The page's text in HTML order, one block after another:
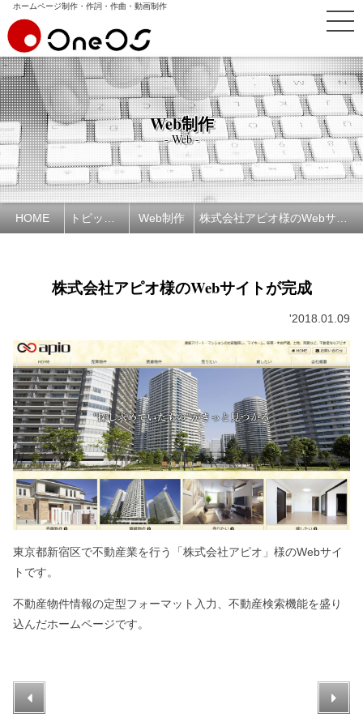
ホームページ制作・作詞・作曲・動画制作
Web制作
- Web -
HOME Web制作
株式会社アピオ様のWebサイトが完成
'2018.01.09
東京都新宿区で不動産業を行う「株式会社アピオ」様のWebサイ
トです。
不動産物件情報の定型フォーマット入力、不動産検索機能を盛り
込んだホームページです。